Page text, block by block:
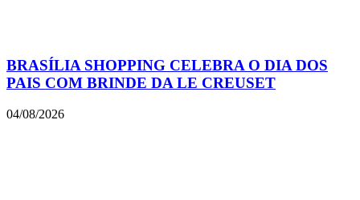
BRASÍLIA SHOPPING CELEBRA O DIA DOS
PAIS COM BRINDE DA LE CREUSET
04/08/2026